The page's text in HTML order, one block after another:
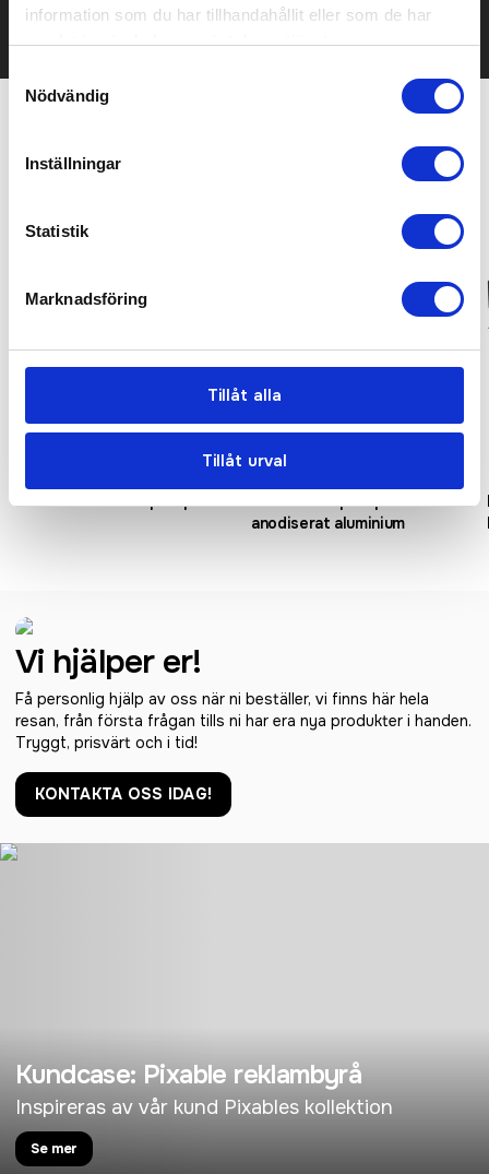
information som du har tillhandahållit eller som de har
samlat in när du har använt deras tjänster.
Nödvändig
Inställningar
Statistik
Marknadsföring
Tillåt alla
Tillåt urval
anodiserat aluminium
Vi hjälper er!
Få personlig hjälp av oss när ni beställer, vi finns här hela
resan, från första frågan tills ni har era nya produkter i handen.
Tryggt, prisvärt och i tid!
KONTAKTA OSS IDAG!
Kundcase: Pixable reklambyrå
Inspireras av vår kund Pixables kollektion
Se mer